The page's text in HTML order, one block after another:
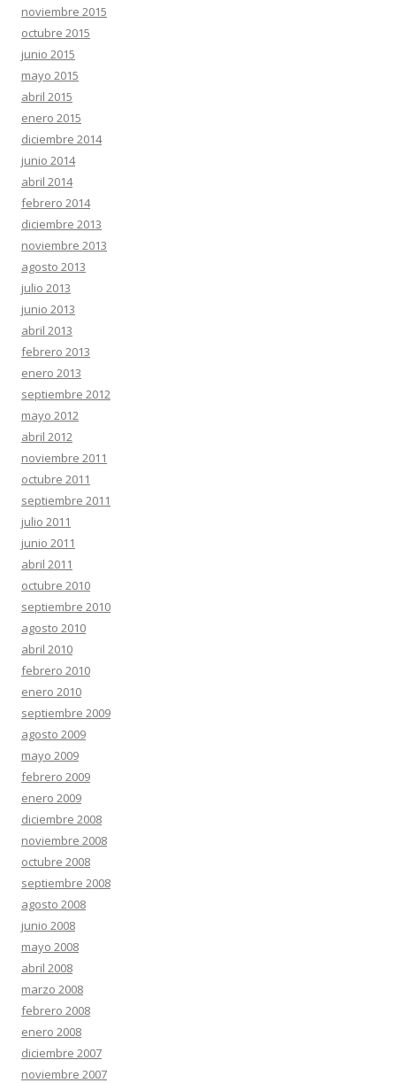
noviembre 2015
octubre 2015
junio 2015
mayo 2015
abril 2015
enero 2015
diciembre 2014
junio 2014
abril 2014
febrero 2014
diciembre 2013
noviembre 2013
agosto 2013
julio 2013
junio 2013
abril 2013
febrero 2013
enero 2013
septiembre 2012
mayo 2012
abril 2012
noviembre 2011
octubre 2011
septiembre 2011
julio 2011
junio 2011
abril 2011
octubre 2010
septiembre 2010
agosto 2010
abril 2010
febrero 2010
enero 2010
septiembre 2009
agosto 2009
mayo 2009
febrero 2009
enero 2009
diciembre 2008
noviembre 2008
octubre 2008
septiembre 2008
agosto 2008
junio 2008
mayo 2008
abril 2008
marzo 2008
febrero 2008
enero 2008
diciembre 2007
noviembre 2007